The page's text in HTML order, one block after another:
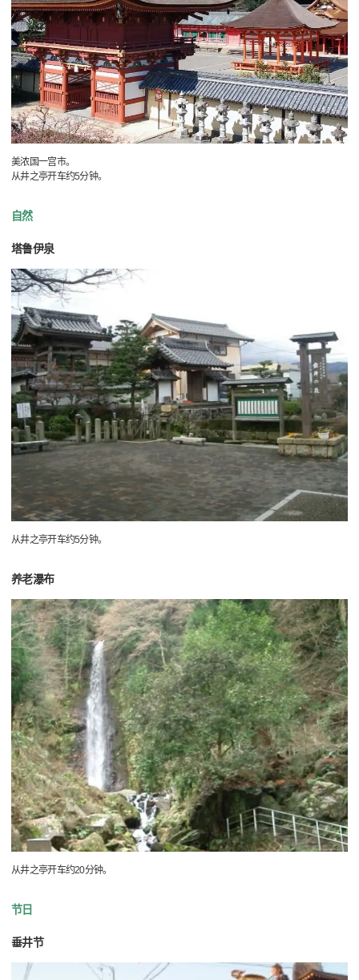
美浓国一宫市。
从井之亭开车约5分钟。
自然
塔鲁伊泉
从井之亭开车约5分钟。
养老瀑布
从井之亭开车约20分钟。
节日
垂井节